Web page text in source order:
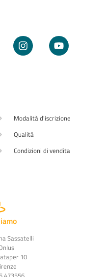
Modalità d'iscrizione
Qualità
Condizioni di vendita
Sassatelli
10